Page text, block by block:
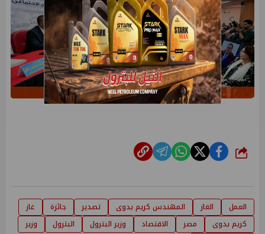
4ced7f94-a8a1-4bd2-b579-5be699036811
شارك
العمل الغاز المهندس كريم بدوى تصدير جائزة
غاز
كريم بدوى
مصر الاقتصاد وزير البترول البترول
وزير